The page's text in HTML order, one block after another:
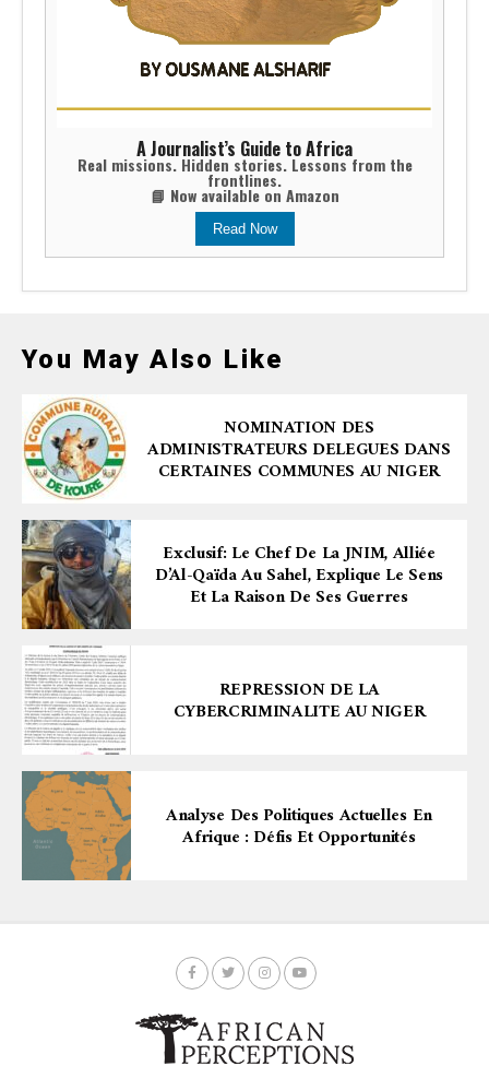
A Journalist’s Guide to Africa
Real missions. Hidden stories. Lessons from the
frontlines.
📘 Now available on Amazon
Read Now
You May Also Like
NOMINATION DES
ADMINISTRATEURS DELEGUES DANS
CERTAINES COMMUNES AU NIGER
Exclusif: Le Chef De La JNIM, Alliée
D’Al-Qaïda Au Sahel, Explique Le Sens
Et La Raison De Ses Guerres
REPRESSION DE LA
CYBERCRIMINALITE AU NIGER
Analyse Des Politiques Actuelles En
Afrique : Défis Et Opportunités